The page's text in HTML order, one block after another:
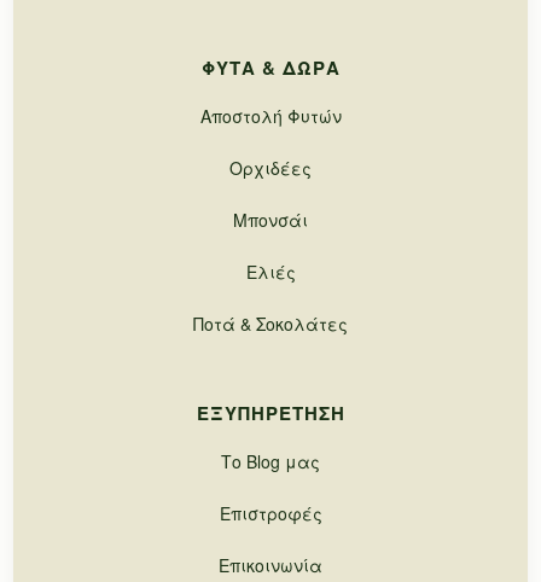
ΦΥΤΆ & ΔΏΡΑ
Αποστολή Φυτών
Ορχιδέες
Μπονσάι
Ελιές
Ποτά & Σοκολάτες
ΕΞΥΠΗΡΈΤΗΣΗ
Το Blog μας
Επιστροφές
Επικοινωνία